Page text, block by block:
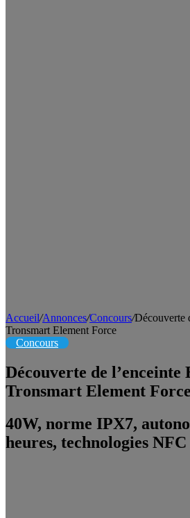
Accueil/Annonces/Concours/Découverte
Tronsmart Element Force
Concours
Découverte de l’enceinte
Tronsmart Element Force
40W, norme IPX7,
heures, technologies